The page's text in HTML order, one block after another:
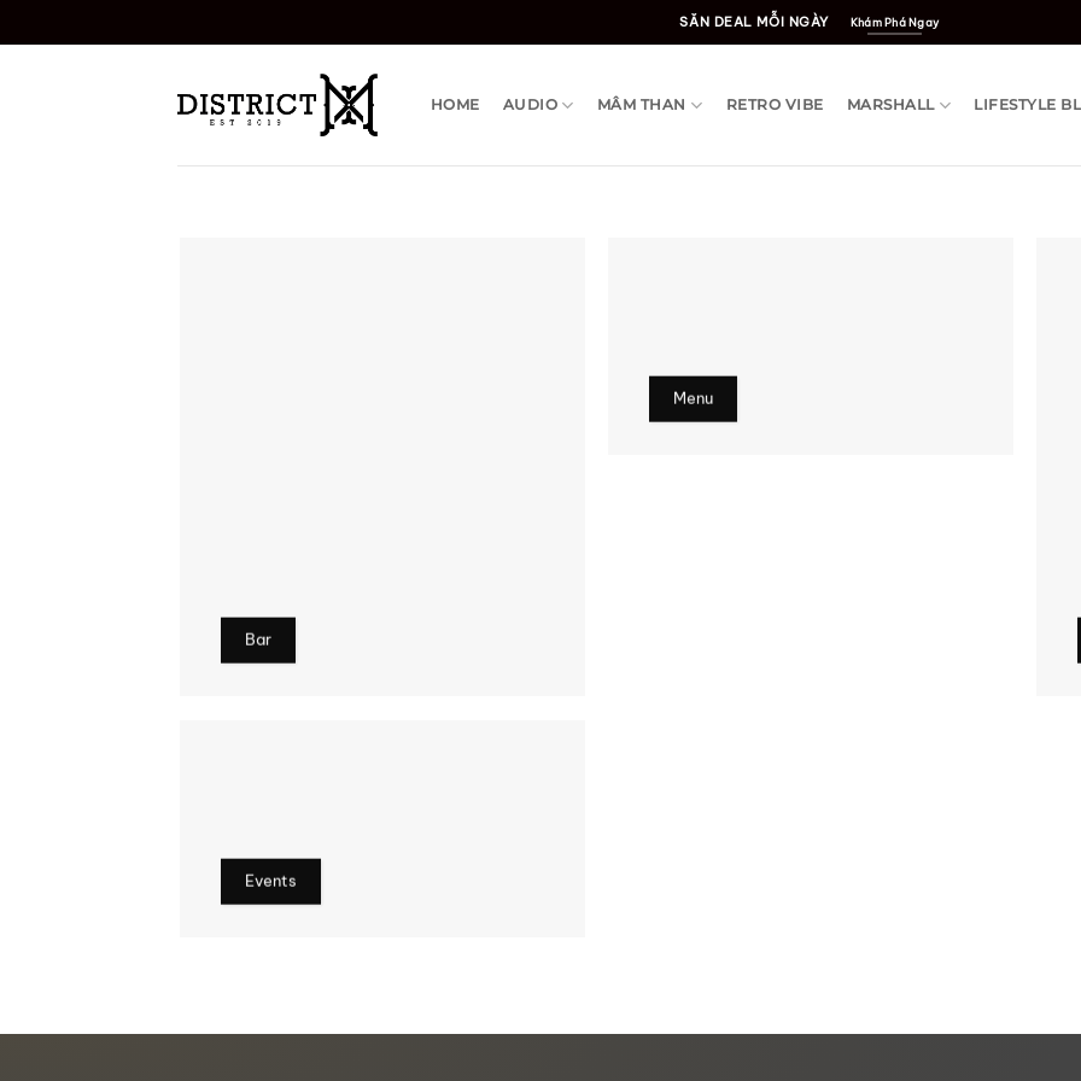
qua
SĂN DEAL MỖI NGÀY Khám Phá Ngay
HOME AUDIO MÂM THAN RETRO VIBE MARSHALL LIFESTYLE
Bar
Menu
Events